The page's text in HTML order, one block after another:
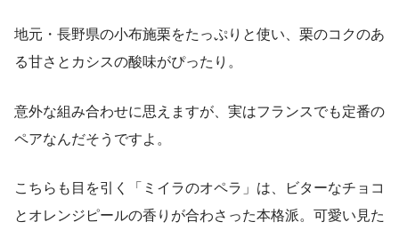
地元・長野県の小布施栗をたっぷりと使い、栗のコクのあ
る甘さとカシスの酸味がぴったり。
意外な組み合わせに思えますが、実はフランスでも定番の
ペアなんだそうですよ。
こちらも目を引く「ミイラのオペラ」は、ビターなチョコ
とオレンジピールの香りが合わさった本格派。可愛い見た